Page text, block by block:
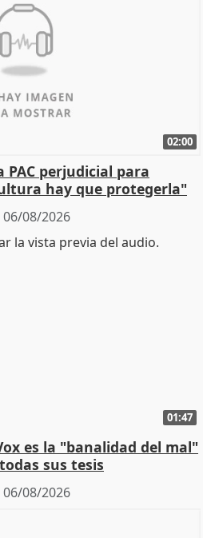
02:00
PAC perjudicial para
hay que protegerla"
06/08/2026
01:47
es la "banalidad del mal"
sus tesis
06/08/2026